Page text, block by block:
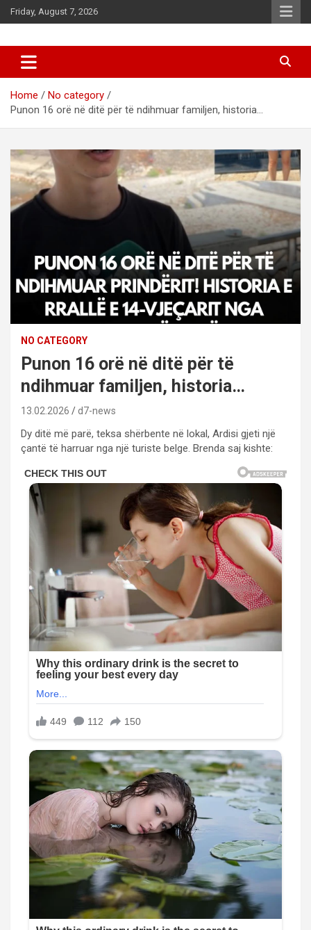
Skip
to
Friday, August 7, 2026
d7-news.com
Home
No category
Punon 16 orë në ditë për të ndihmuar familjen, historia…
NO CATEGORY
Punon 16 orë në ditë për të
ndihmuar familjen, historia…
13.02.2026 d7-news
Dy ditë më parë, teksa shërbente në lokal, Ardisi gjeti një
çantë të harruar nga një turiste belge. Brenda saj kishte: